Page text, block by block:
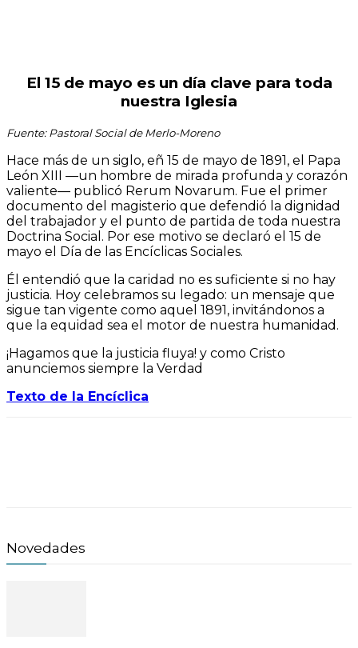
El 15 de mayo es un día clave para toda
nuestra Iglesia
Fuente: Pastoral Social de Merlo-Moreno
Hace más de un siglo, eñ 15 de mayo de 1891, el Papa
León XIII —un hombre de mirada profunda y corazón
valiente— publicó Rerum Novarum. Fue el primer
documento del magisterio que defendió la dignidad
del trabajador y el punto de partida de toda nuestra
Doctrina Social. Por ese motivo se declaró el 15 de
mayo el Día de las Encíclicas Sociales.
Él entendió que la caridad no es suficiente si no hay
justicia. Hoy celebramos su legado: un mensaje que
sigue tan vigente como aquel 1891, invitándonos a
que la equidad sea el motor de nuestra humanidad.
¡Hagamos que la justicia fluya! y como Cristo
anunciemos siempre la Verdad
Texto de la Encíclica
Novedades